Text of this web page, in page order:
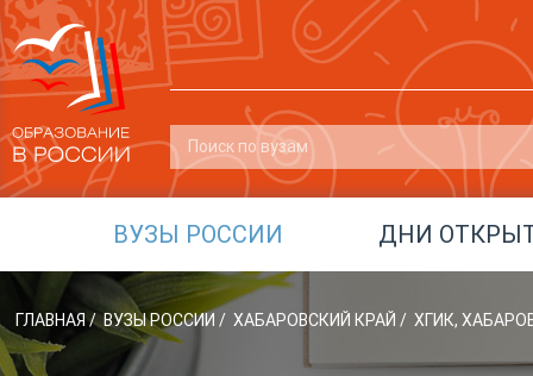
ВУЗЫ РОССИИ ДНИ
ГЛАВНАЯ/ ВУЗЫ РОССИИ / ХАБАРОВСКИЙ КРАЙ / ХГИК,